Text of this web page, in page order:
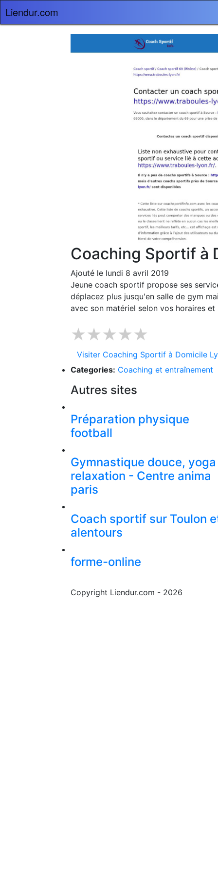
Liendur.com
Coaching Sportif à
Ajouté le lundi 8 avril 2019
Jeune coach sportif propose ses
déplacez plus jusqu'en salle de gym
avec son matériel selon vos horaires
★★★★★
Visiter Coaching Sportif à Domicile
Categories: Coaching et entraînement
Autres sites
Préparation physique
football
Gymnastique douce, yoga
relaxation - Centre anima
paris
Coach sportif sur Toulon
alentours
forme-online
Copyright Liendur.com - 2026